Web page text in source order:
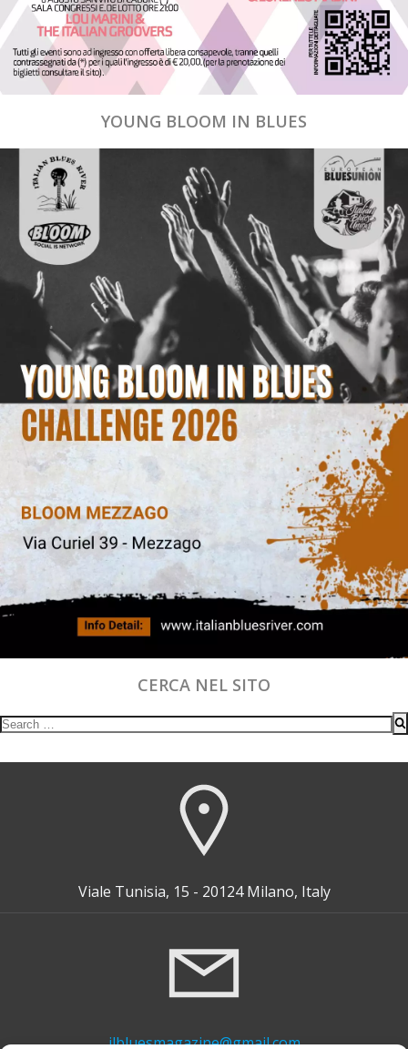
YOUNG BLOOM IN BLUES
CERCA NEL SITO
Search
Viale Tunisia, 15 - 20124 Milano, Italy
ilbluesmagazine@gmail.com